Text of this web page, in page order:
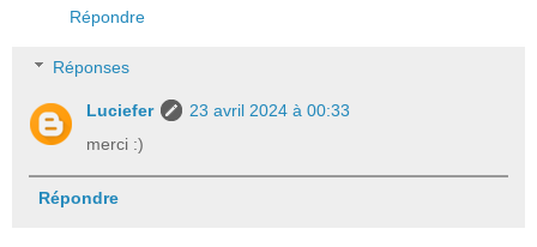
Répondre
Réponses
Luciefer
23 avril 2024 à 00:33
merci :)
Répondre